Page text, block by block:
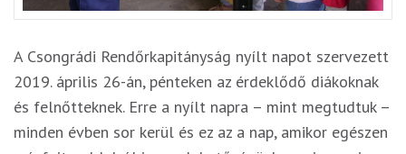
A Csongrádi Rendőrkapitányság nyílt napot szervezett
2019. április 26-án, pénteken az érdeklődő diákoknak
és felnőtteknek. Erre a nyílt napra – mint megtudtuk –
minden évben sor kerül és ez az a nap, amikor egészen